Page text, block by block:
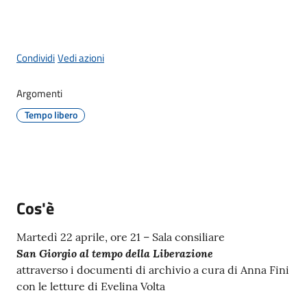
Piano
Menu selezionato
l
o
P
r
e
CondividiVedi azioni
Argomenti
Tempo libero
Cos'è
Martedì 22 aprile, ore 21 – Sala consiliare
San Giorgio al tempo della Liberazione
attraverso i documenti di archivio a cura di Anna Fini
con le letture di Evelina Volta